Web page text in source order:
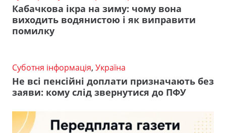
Кабачкова ікра на зиму: чому вона
виходить водянистою і як виправити
помилку
Суботня інформація, Україна
Не всі пенсійні доплати призначають без
заяви: кому слід звернутися до ПФУ